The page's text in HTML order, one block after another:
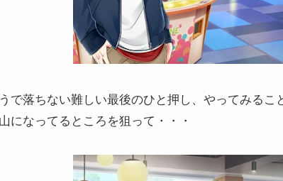
で落ちない難しい最後のひと押し、やってみるこ
になってるところを狙って・・・